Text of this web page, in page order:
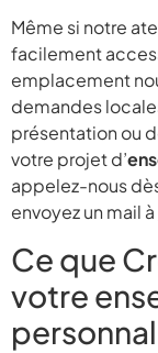
Même si notre
facilement
emplacement
demandes
présentation ou
votre projet d’
appelez-nous
envoyez un mail à
Ce que
votre